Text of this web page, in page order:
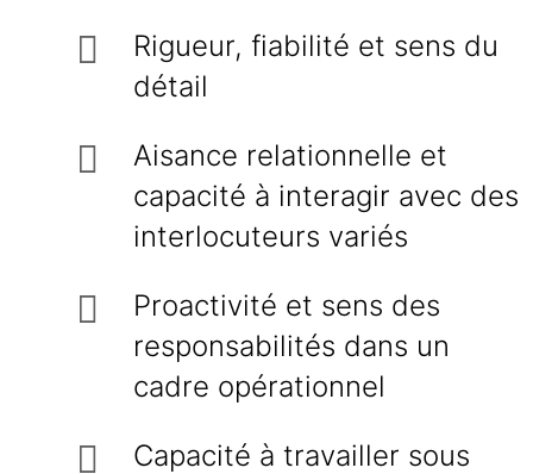
Rigueur, fiabilité et sens du
détail
Aisance relationnelle et
capacité à interagir avec des
interlocuteurs variés
Proactivité et sens des
responsabilités dans un
cadre opérationnel
Capacité à travailler sous